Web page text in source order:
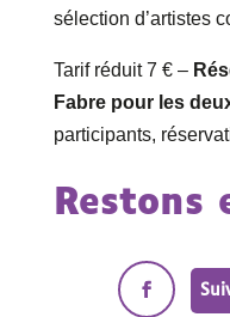
sélection d’artistes
Tarif réduit 7 € –
Fabre pour les
participants,
Restons